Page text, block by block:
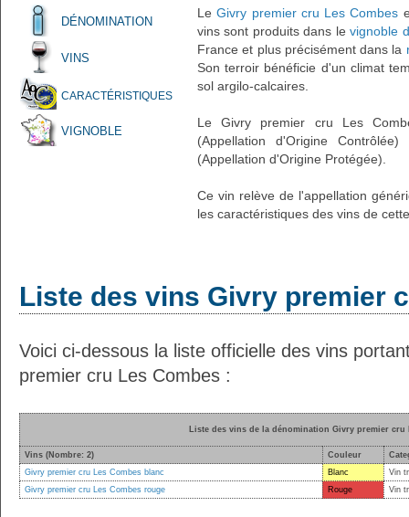
DÉNOMINATION
VINS
CARACTÉRISTIQUES
VIGNOBLE
LeGivry premier cru Les Combes
vins sont produits dans levignoble
France et plus précisément dans la
Son terroir bénéficie d'un climat
sol argilo-calcaires.
Le Givry premier cru Les
(Appellation d'Origine
(Appellation d'Origine Protégée).
Ce vin relève de l'appellation
les caractéristiques des vins de
Liste des vins Givry premier
Voici ci-dessous la liste officielle des vins
premier cru Les Combes :
Liste des vins de la dénomination Givry premier cru
Vins (Nombre: 2) Couleur
Givry premier cru Les Combes blanc
Blanc
Vin
Givry premier cru Les Combes rouge
Rouge Vin